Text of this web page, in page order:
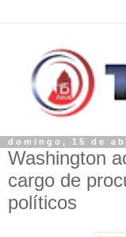
domingo, 15 de
Washington
cargo de
políticos